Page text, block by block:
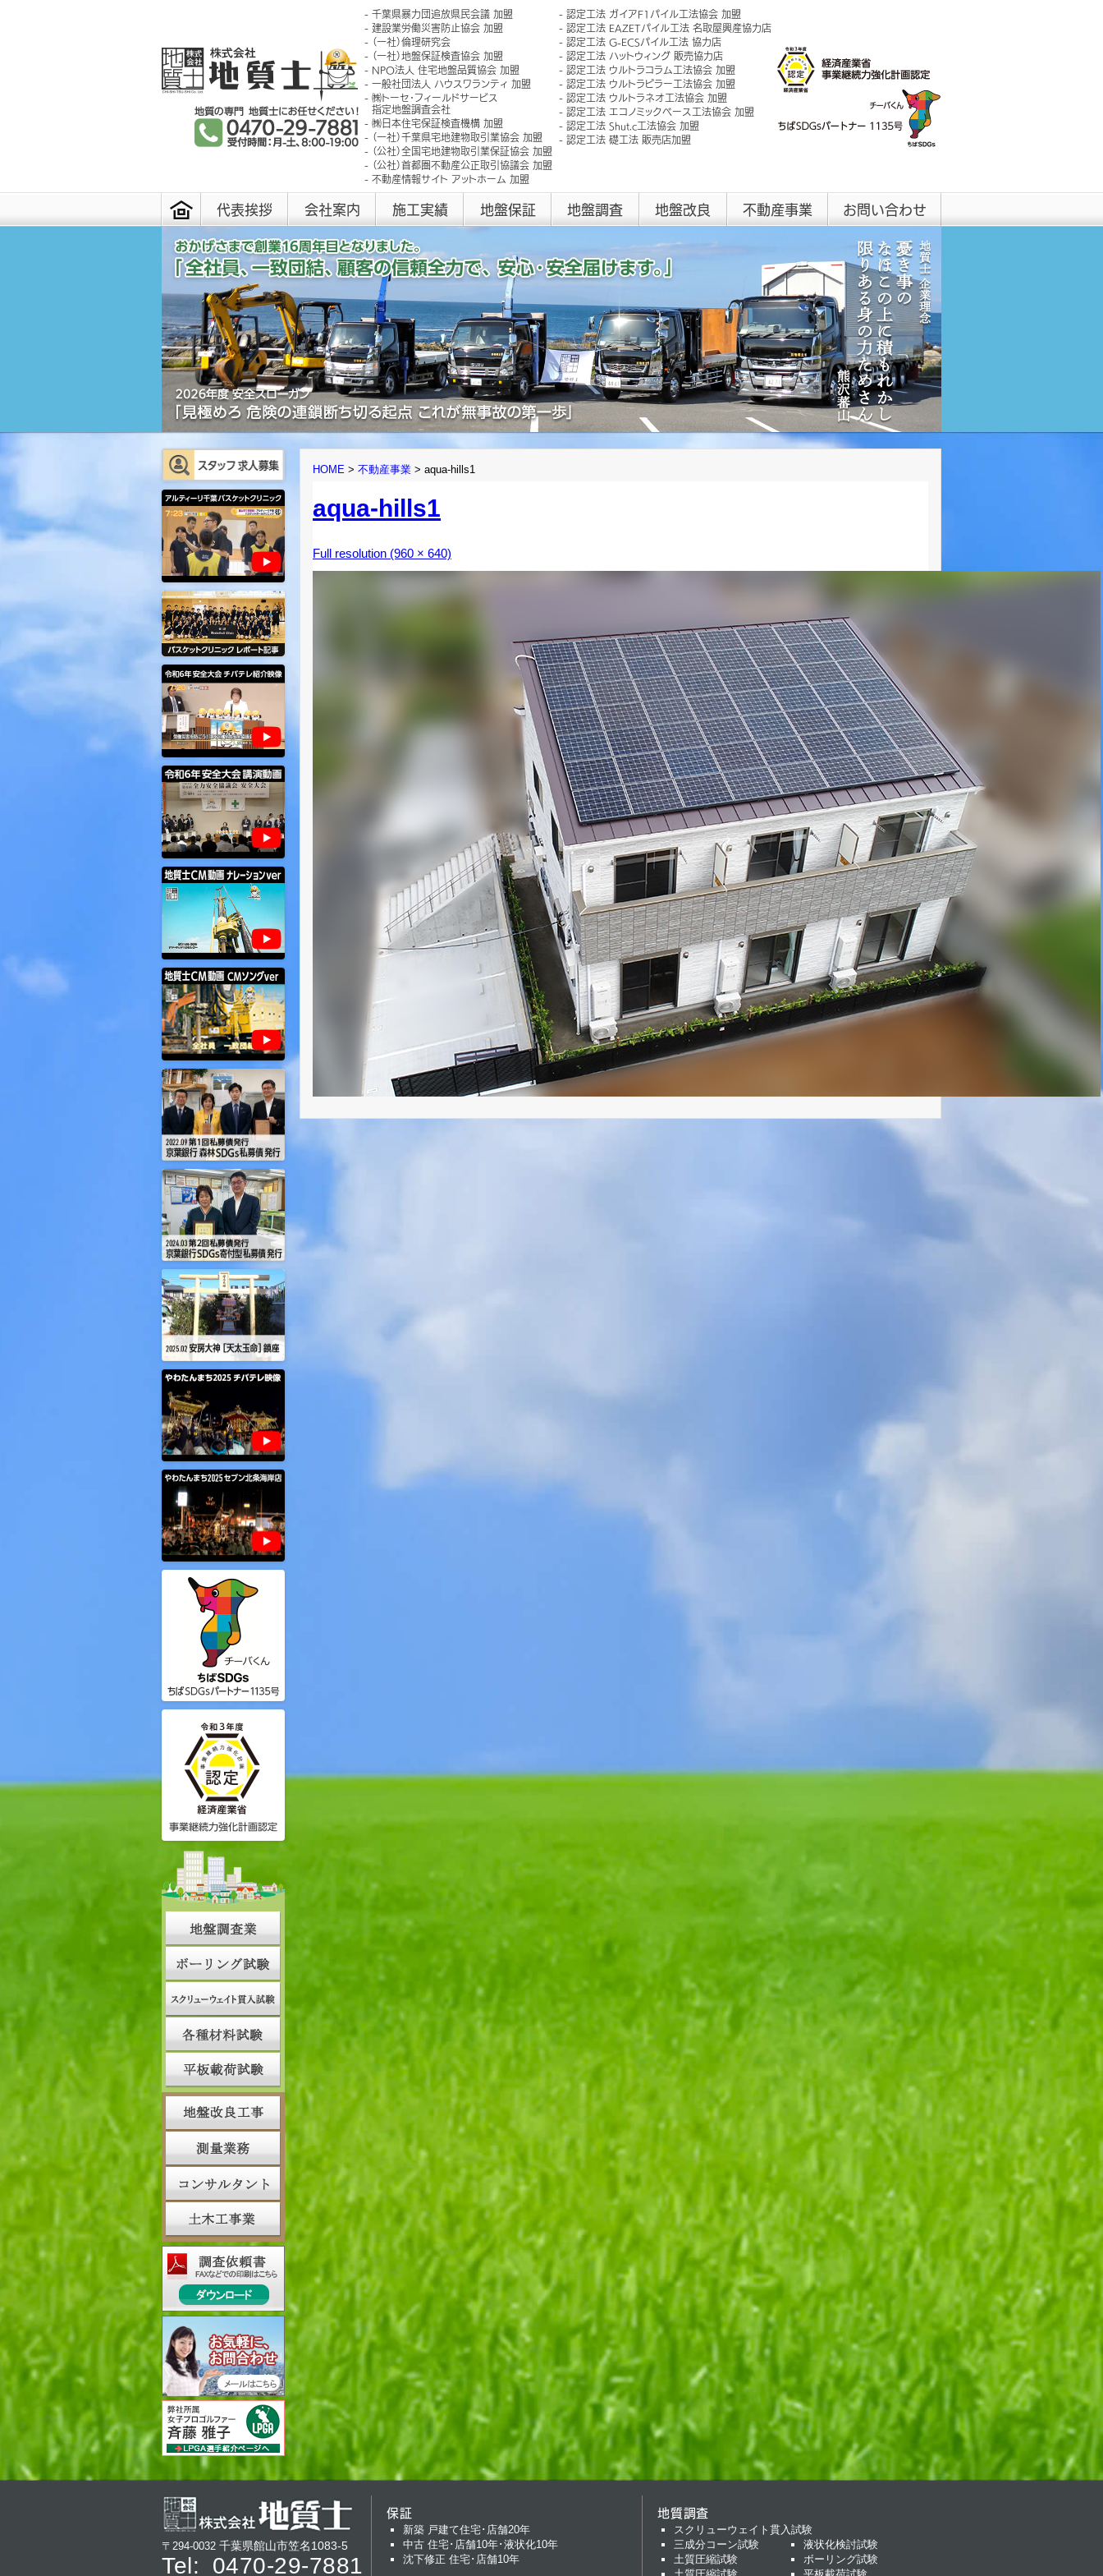
千葉県暴力団追放県民会議 加盟
建設業労働災害防止協会 加盟
（一社）倫理研究会
（一社）地盤保証検査協会 加盟
NPO法人 住宅地盤品質協会 加盟
一般社団法人 ハウスワランティ 加盟
㈱トーセ･フィールドサービス
指定地盤調査会社
㈱日本住宅保証検査機構 加盟
（一社）千葉県宅地建物取引業協会 加盟
（公社）全国宅地建物取引業保証協会 加盟
（公社）首都圏不動産公正取引協議会 加盟
不動産情報サイト アットホーム 加盟
認定工法 ガイアF1パイル工法協会 加盟
認定工法 EAZETパイル工法 名取屋興産協力店
認定工法 G-ECSパイル工法 協力店
認定工法 ハットウィング 販売協力店
認定工法 ウルトラコラム工法協会 加盟
認定工法 ウルトラピラー工法協会 加盟
認定工法 ウルトラネオ工法協会 加盟
認定工法 エコノミックベース工法協会 加盟
認定工法 Shut.c工法協会 加盟
認定工法 礎工法 販売店加盟
代表挨拶 会社案内 施工実績 地盤保証 地盤調査 地盤改良 不動産事業 お問い合わせ
HOME > 不動産事業 > aqua-hills1
aqua-hills1
Full resolution (960 × 640)
〒294-0032 千葉県館山市笠名1083-5
Tel: 0470-29-7881
保証
新築 戸建て住宅･店舗20年
中古 住宅･店舗10年･液状化10年
沈下修正 住宅･店舗10年
地質調査
スクリューウェイト貫入試験
三成分コーン試験
液状化検討試験
土質圧縮試験
ボーリング試験